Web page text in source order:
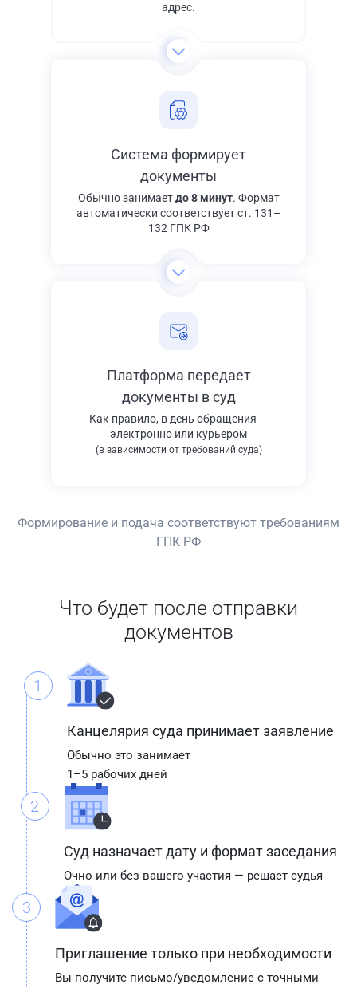
адрес.
Система формирует
документы
Обычно занимаетдо 8 минут. Формат
автоматически соответствует ст. 131–
132 ГПК РФ
Платформа передает
документы в суд
Как правило, в день обращения —
электронно или курьером
(в зависимости от требований суда)
Формирование и подача соответствуют требованиям
ГПК РФ
Что будет после отправки
документов
1
Канцелярия суда принимает заявление
Обычно это занимает
1–5 рабочих дней
2
Суд назначает дату и формат заседания
Очно или без вашего участия — решает судья
3
Приглашение только при необходимости
Вы получите письмо/уведомление с точными